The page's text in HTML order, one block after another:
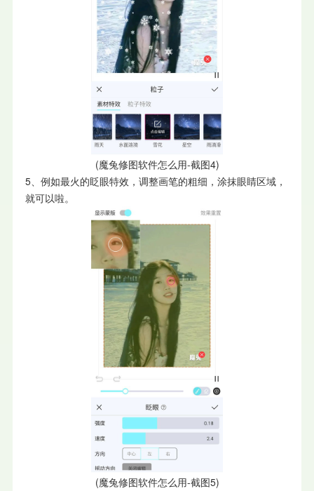
(魔兔修图软件怎么用-截图4)
5、例如最火的眨眼特效，调整画笔的粗细，涂抹眼睛区域，
就可以啦。
(魔兔修图软件怎么用-截图5)